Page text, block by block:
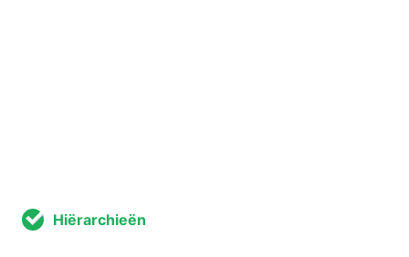
Hiërarchieën